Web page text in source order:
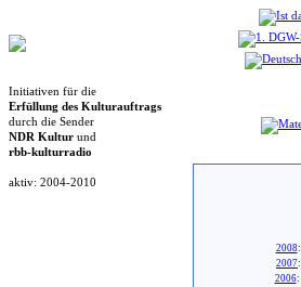
Initiativen für die
Erfüllung des Kulturauftrags
durch die Sender
NDR Kultur und
rbb-kulturradio
aktiv: 2004-2010
2008:
2007:
2006: